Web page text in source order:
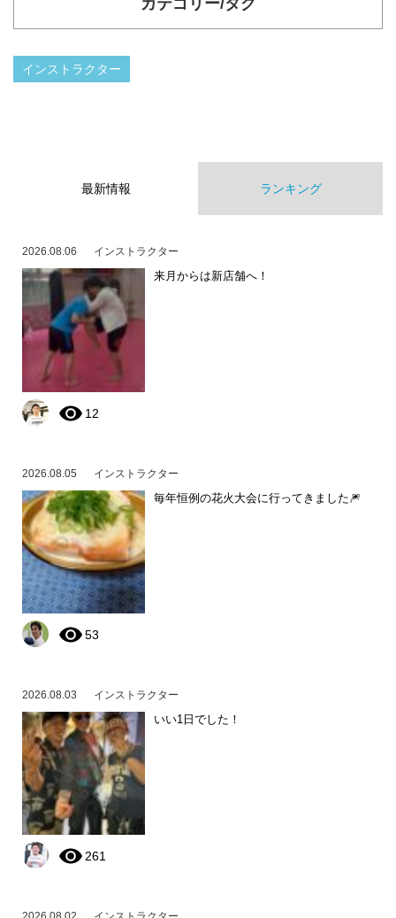
カテゴリー/タグ
インストラクター
最新情報 ランキング
2026.08.06 インストラクター
来月からは新店舗へ！
12
2026.08.05 インストラクター
毎年恒例の花火大会に行ってきました🎆
53
2026.08.03 インストラクター
いい1日でした！
261